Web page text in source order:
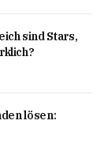
sind Stars,
lösen: